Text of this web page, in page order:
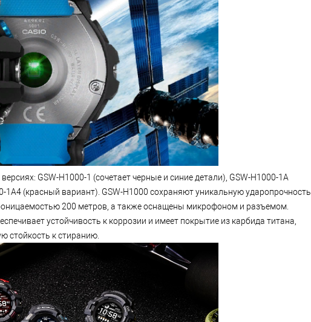
GSW-H1000-1 (сочетает черные и синие детали), GSW-H1000-1A
1A4 (красный вариант). GSW-H1000 сохраняют уникальную ударопрочность
200 метров, а также оснащены микрофоном и разъемом.
устойчивость к коррозии и имеет покрытие из карбида титана,
стойкость к стиранию.